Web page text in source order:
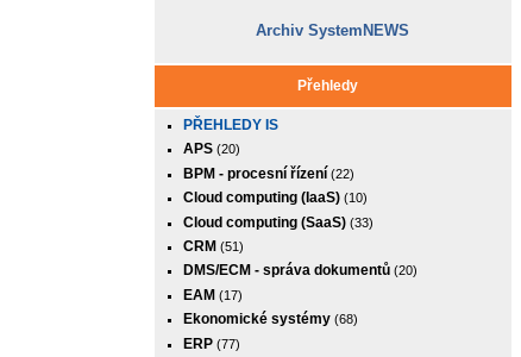
Archiv SystemNEWS
Přehledy
PŘEHLEDY IS
APS(20)
BPM - procesní řízení(22)
Cloud computing (IaaS)(10)
Cloud computing (SaaS)(33)
CRM (51)
DMS/ECM - správa dokumentů(20)
EAM (17)
Ekonomické systémy(68)
ERP(77)